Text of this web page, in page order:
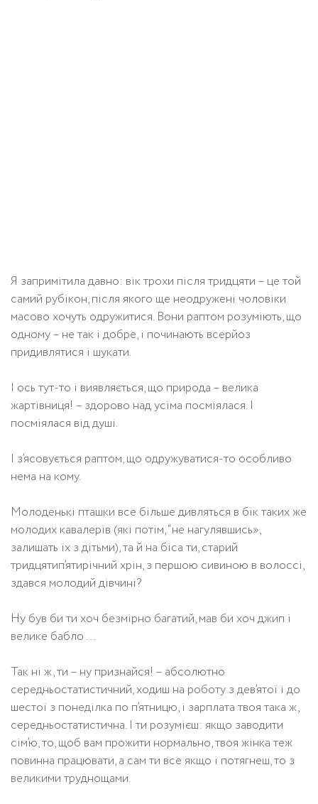
Я запримітила давно: вік трохи після тридцяти – це той
самий рубікон, після якого ще неодружені чоловіки
масово хочуть одружитися. Вони раптом розуміють, що
одному – не так і добре, і починають всерйоз
придивлятися і шукати.
І ось тут-то і виявляється, що природа – велика
жартівниця! – здорово над усіма посміялася. І
посміялася від душі.
І з’ясовується раптом, що одружуватися-то особливо
нема на кому.
Молоденькі пташки все більше дивляться в бік таких же
молодих кавалерів (які потім, “не нагулявшись»,
залишать їх з дітьми), та й на біса ти, старий
тридцятип’ятирічний хрін, з першою сивиною в волоссі,
здався молодий дівчині?
Ну був би ти хоч безмірно багатий, мав би хоч джип і
велике бабло …
Так ні ж, ти – ну признайся! – абсолютно
середньостатистичний, ходиш на роботу з дев’ятої і до
шестої з понеділка по п’ятницю, і зарплата твоя така ж,
середньостатистична. І ти розумієш: якщо заводити
сім’ю, то, щоб вам прожити нормально, твоя жінка теж
повинна працювати, а сам ти все якщо і потягнеш, то з
великими труднощами.